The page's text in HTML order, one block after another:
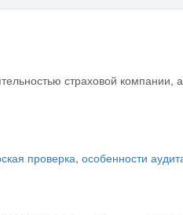
страховой компании,
проверка, особенности